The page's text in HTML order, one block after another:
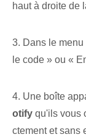
haut​ à droite de
3. Dans le
le code » ou «
4. Une boîte
otify qu'ils vous
ctement et sans